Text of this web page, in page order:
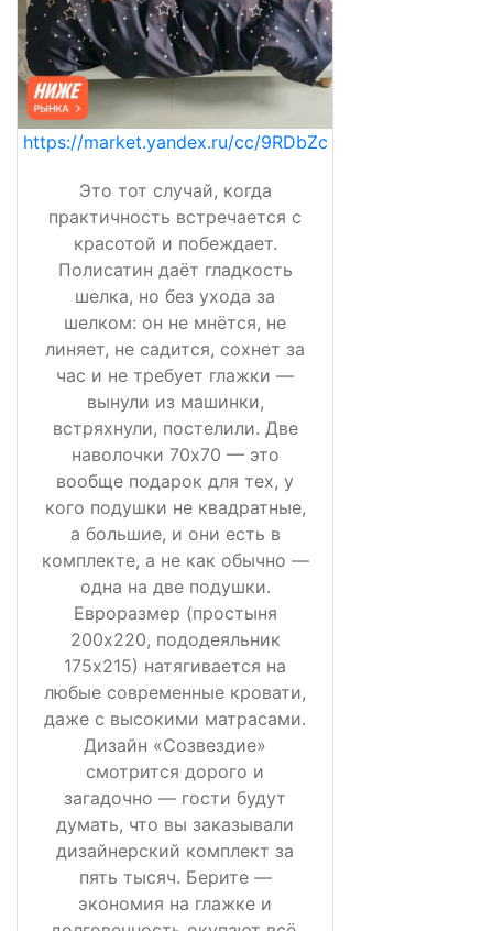
https://market.yandex.ru/cc/9RDbZc
Это тот случай, когда
практичность встречается с
красотой и побеждает.
Полисатин даёт гладкость
шелка, но без ухода за
шелком: он не мнётся, не
линяет, не садится, сохнет за
час и не требует глажки —
вынули из машинки,
встряхнули, постелили. Две
наволочки 70х70 — это
вообще подарок для тех, у
кого подушки не квадратные,
а большие, и они есть в
комплекте, а не как обычно —
одна на две подушки.
Евроразмер (простыня
200х220, пододеяльник
175х215) натягивается на
любые современные кровати,
даже с высокими матрасами.
Дизайн «Созвездие»
смотрится дорого и
загадочно — гости будут
думать, что вы заказывали
дизайнерский комплект за
пять тысяч. Берите —
экономия на глажке и